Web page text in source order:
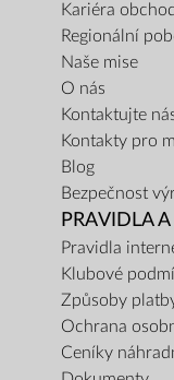
Kariéra
Regionální
Naše mise
O nás
Kontaktujte
Kontakty pro
Blog
Bezpečnost
PRAVIDLA
Pravidla
Klubové
Způsoby
Ochrana
Ceníky